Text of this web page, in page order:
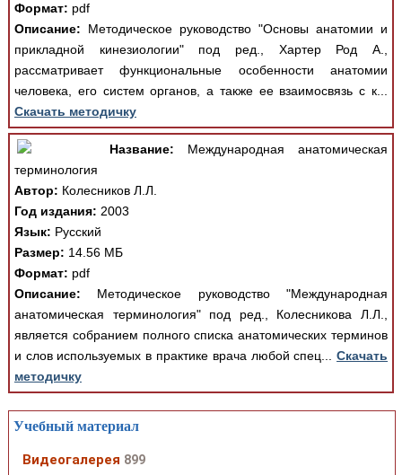
Формат: pdf
Описание: Методическое руководство "Основы анатомии и
прикладной кинезиологии" под ред., Хартер Род А.,
рассматривает функциональные особенности анатомии
человека, его систем органов, а также ее взаимосвязь с к...
Скачать методичку
Название: Международная анатомическая
терминология
Автор: Колесников Л.Л.
Год издания: 2003
Язык: Русский
Размер: 14.56 МБ
Формат: pdf
Описание: Методическое руководство "Международная
анатомическая терминология" под ред., Колесникова Л.Л.,
является собранием полного списка анатомических терминов
и слов используемых в практике врача любой спец...Скачать
методичку
Учебный материал
Видеогалерея 899